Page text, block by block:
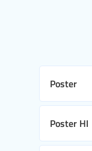
Poster
Poster HI